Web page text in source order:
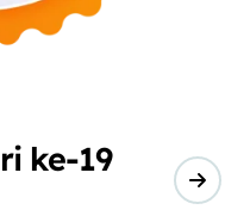
ke-19